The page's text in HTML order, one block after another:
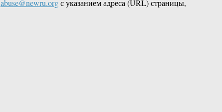
abuse@newru.orgс указанием адреса (URL) страницы,